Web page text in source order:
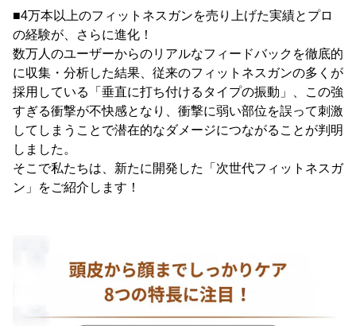
■4万本以上のフィットネスガンを売り上げた実績とプロ
の経験が、さらに進化！
数万人のユーザーからのリアルなフィードバックを徹底的
に収集・分析した結果、従来のフィットネスガンの多くが
採用している「垂直に打ち付けるタイプの振動」、この強
すぎる衝撃が不快感となり、衝撃に弱い部位を誤って刺激
してしまうことで潜在的なダメージにつながることが判明
しました。
そこで私たちは、新たに開発した「次世代フィットネスガ
ン」をご紹介します！